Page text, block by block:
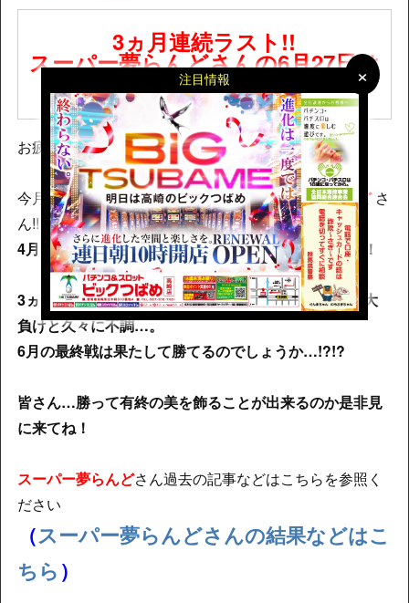
×
×
注目情報
3ヵ月連続ラスト!!
スーパー夢らんどさんの6月27日は
どうなんだ？
お疲れ様です。 ぺこマスクです！
今月も調査で向かうのは、埼玉県はスーパー夢らんど さ
ん!!
4月・5月に引き続き、ぺこマスクが6月も来店だ～～！
3ヵ月連続ホル調なんですが、4月は微妙負け・5月は大
負けと久々に不調…。
6月の最終戦は果たして勝てるのでしょうか…!?!?
皆さん…勝って有終の美を飾ることが出来るのか是非見
に来てね！
スーパー夢らんどさん過去の記事などはこちらを参照く
ださい
（スーパー夢らんどさんの結果などはこ
ちら）